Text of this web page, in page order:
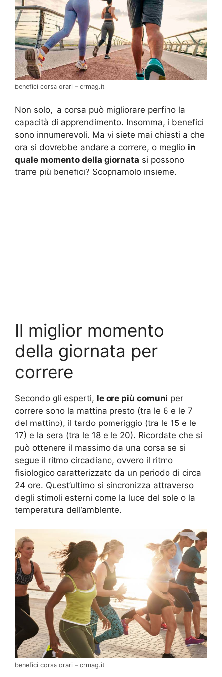
benefici corsa orari – crmag.it
Non solo, la corsa può migliorare perfino la
capacità di apprendimento. Insomma, i benefici
sono innumerevoli. Ma vi siete mai chiesti a che
ora si dovrebbe andare a correre, o meglio in
quale momento della giornata si possono
trarre più benefici? Scopriamolo insieme.
Il miglior momento
della giornata per
correre
Secondo gli esperti, le ore più comuni per
correre sono la mattina presto (tra le 6 e le 7
del mattino), il tardo pomeriggio (tra le 15 e le
17) e la sera (tra le 18 e le 20). Ricordate che si
può ottenere il massimo da una corsa se si
segue il ritmo circadiano, ovvero il ritmo
fisiologico caratterizzato da un periodo di circa
24 ore. Quest’ultimo si sincronizza attraverso
degli stimoli esterni come la luce del sole o la
temperatura dell’ambiente.
benefici corsa orari – crmag.it